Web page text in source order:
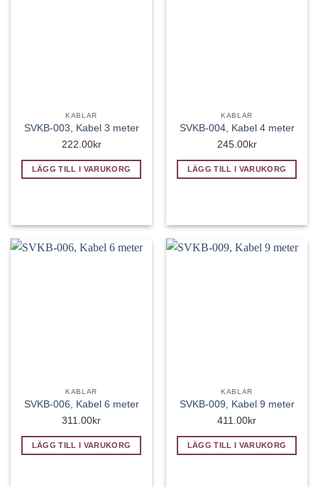
KABLAR
SVKB-003, Kabel 3 meter
222.00kr
LÄGG TILL I VARUKORG
KABLAR
SVKB-004, Kabel 4 meter
245.00kr
LÄGG TILL I VARUKORG
KABLAR
SVKB-006, Kabel 6 meter
311.00kr
LÄGG TILL I VARUKORG
KABLAR
SVKB-009, Kabel 9 meter
411.00kr
LÄGG TILL I VARUKORG